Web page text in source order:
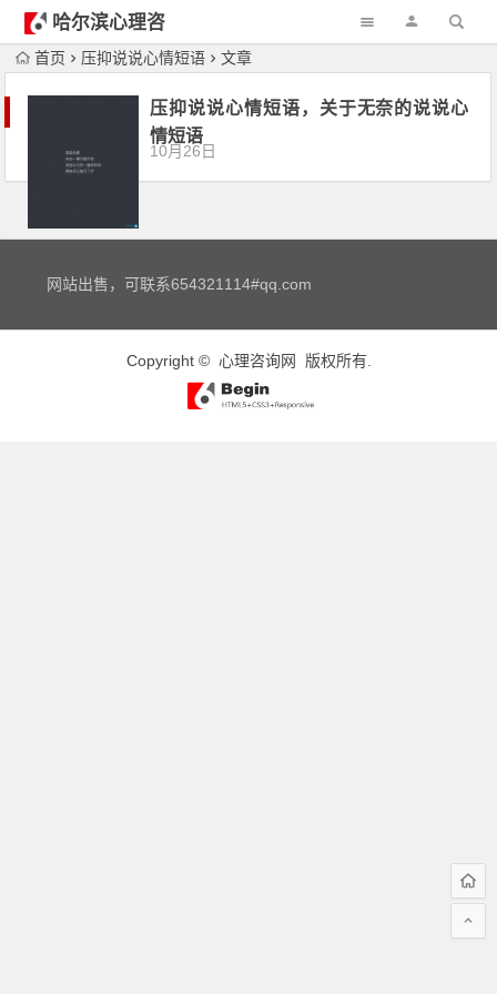
哈尔滨心理咨
询首页 压抑说说心情短语 文章
压抑说说心情短语，关于无奈的说说心
情短语
10月26日
网站出售，可联系654321114#qq.com
Copyright © 心理咨询网 版权所有.